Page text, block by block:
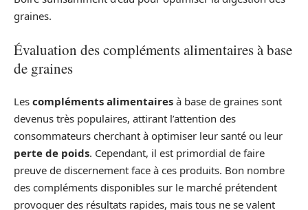
graines.
Évaluation des compléments alimentaires à base
de graines
Les compléments alimentaires à base de graines sont
devenus très populaires, attirant l’attention des
consommateurs cherchant à optimiser leur santé ou leur
perte de poids. Cependant, il est primordial de faire
preuve de discernement face à ces produits. Bon nombre
des compléments disponibles sur le marché prétendent
provoquer des résultats rapides, mais tous ne se valent